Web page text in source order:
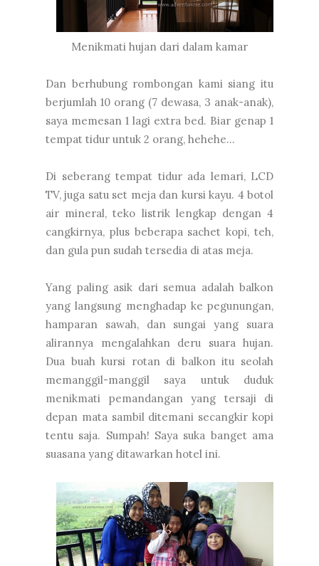
Menikmati hujan dari dalam kamar
Dan berhubung rombongan kami siang itu
berjumlah 10 orang (7 dewasa, 3 anak-anak),
saya memesan 1 lagi extra bed. Biar genap 1
tempat tidur untuk 2 orang, hehehe...
Di seberang tempat tidur ada lemari, LCD
TV, juga satu set meja dan kursi kayu. 4 botol
air mineral, teko listrik lengkap dengan 4
cangkirnya, plus beberapa sachet kopi, teh,
dan gula pun sudah tersedia di atas meja.
Yang paling asik dari semua adalah balkon
yang langsung menghadap ke pegunungan,
hamparan sawah, dan sungai yang suara
alirannya mengalahkan deru suara hujan.
Dua buah kursi rotan di balkon itu seolah
memanggil-manggil saya untuk duduk
menikmati pemandangan yang tersaji di
depan mata sambil ditemani secangkir kopi
tentu saja. Sumpah! Saya suka banget ama
suasana yang ditawarkan hotel ini.